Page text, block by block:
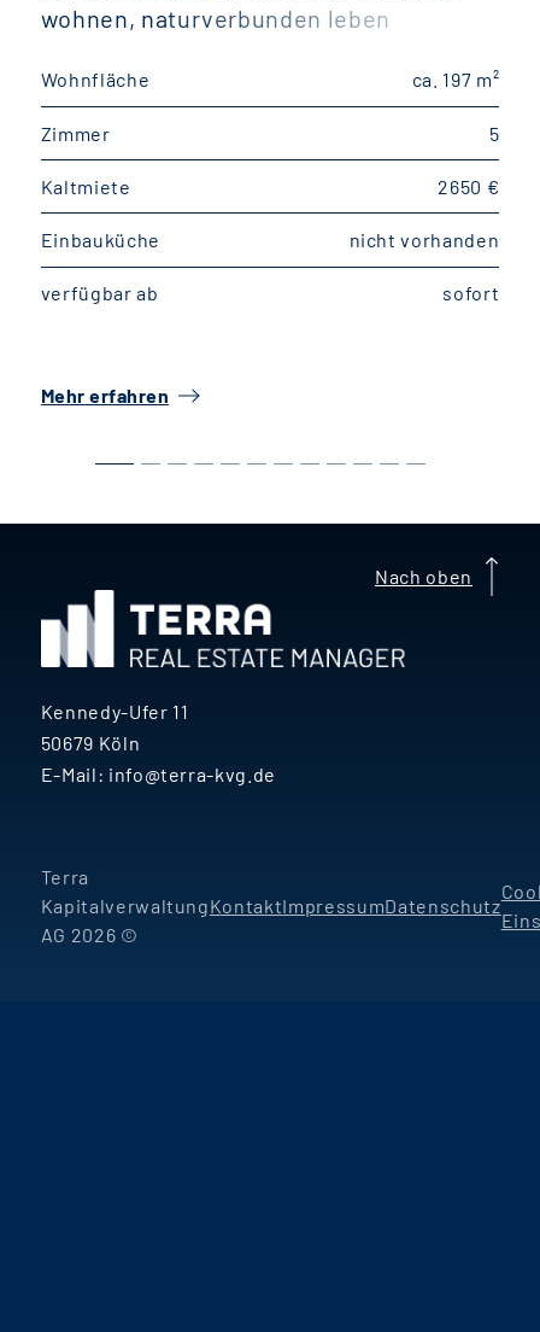
wohnen, naturverbunden leben
Wohnfläche ca. 197 m²
Zimmer 5
Kaltmiete 2650 €
Einbauküche nicht vorhanden
verfügbar ab sofort
Mehr erfahren
Nach oben
Kennedy-Ufer 11
50679 Köln
E-Mail: info@terra-kvg.de
Terra
Kapitalverwaltung
AG 2026 ©
KontaktImpressumDatenschutz